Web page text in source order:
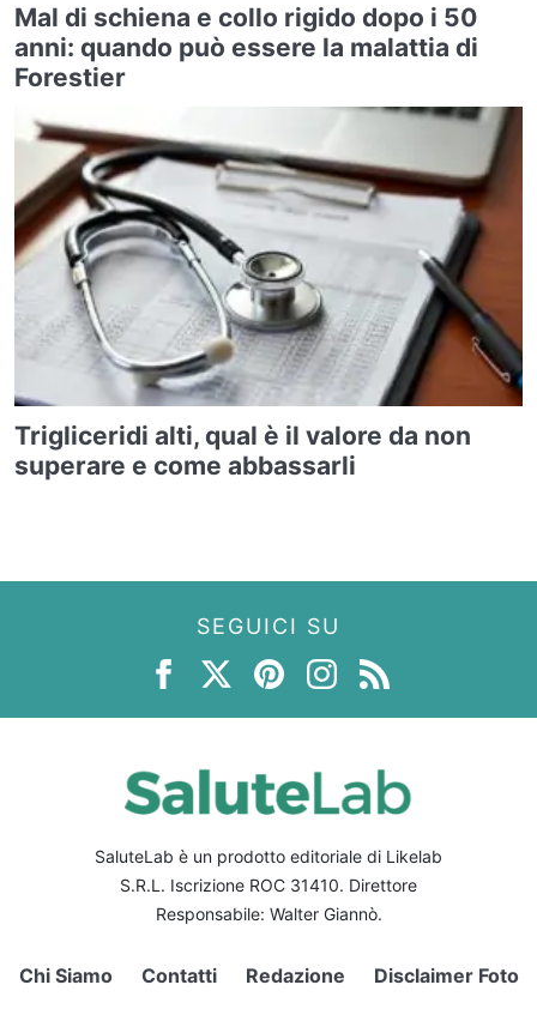
Mal di schiena e collo rigido dopo i 50
anni: quando può essere la malattia di
Forestier
Trigliceridi alti, qual è il valore da non
superare e come abbassarli
SEGUICI SU
SaluteLab è un prodotto editoriale di Likelab
S.R.L. Iscrizione ROC 31410. Direttore
Responsabile: Walter Giannò.
Chi Siamo Contatti Redazione Disclaimer Foto